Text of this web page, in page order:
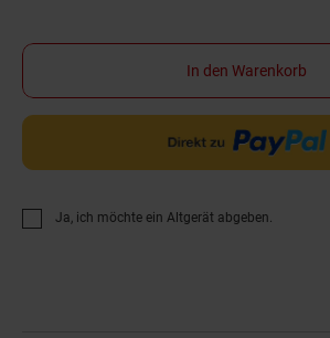
In den Warenkorb
Ja, ich möchte ein Altgerät abgeben.